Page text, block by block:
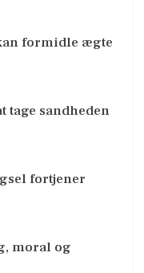
formidle ægte
tage sandheden
fortjener
moral og